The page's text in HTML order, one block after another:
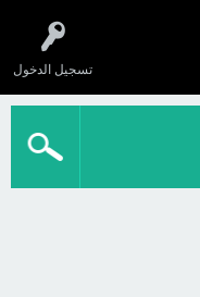
تسجيل الدخول